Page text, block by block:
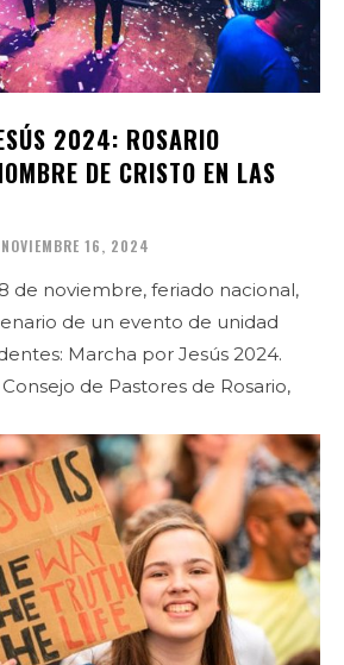
2024: ROSARIO
DE CRISTO EN LAS
NOVIEMBRE 16, 2024
de noviembre, feriado nacional,
de un evento de unidad
Marcha por Jesús 2024.
de Pastores de Rosario,